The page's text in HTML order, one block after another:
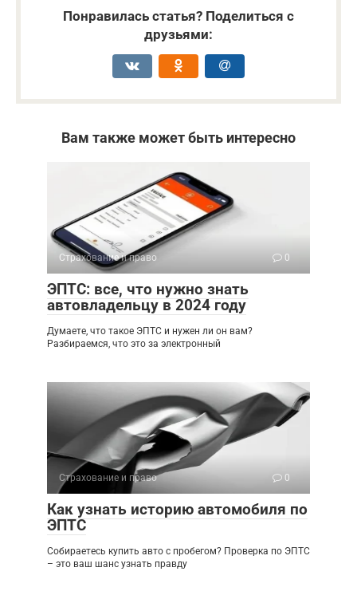
Понравилась статья? Поделиться с
друзьями:
Вам также может быть интересно
Страхование и право 0
ЭПТС: все, что нужно знать
автовладельцу в 2024 году
Думаете, что такое ЭПТС и нужен ли он вам?
Разбираемся, что это за электронный
Страхование и право 0
Как узнать историю автомобиля по
ЭПТС
Собираетесь купить авто с пробегом? Проверка по ЭПТС
– это ваш шанс узнать правду